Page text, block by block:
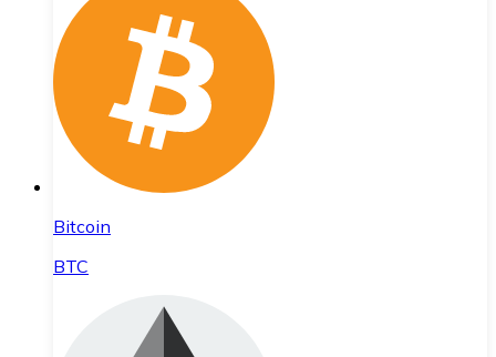
Bitcoin
BTC